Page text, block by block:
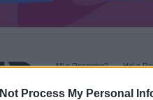
Process My Personal
Mi a Recorder? Hol a